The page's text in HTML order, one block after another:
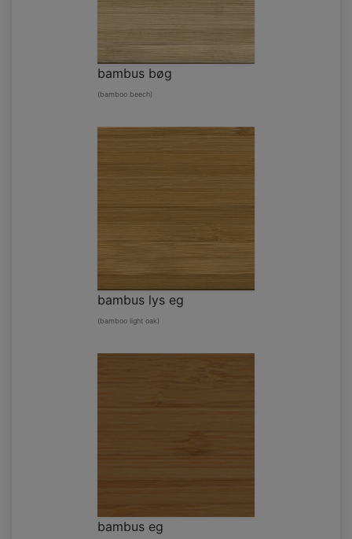
bambus bøg
(bamboo beech)
bambus lys eg
(bamboo light oak)
bambus eg